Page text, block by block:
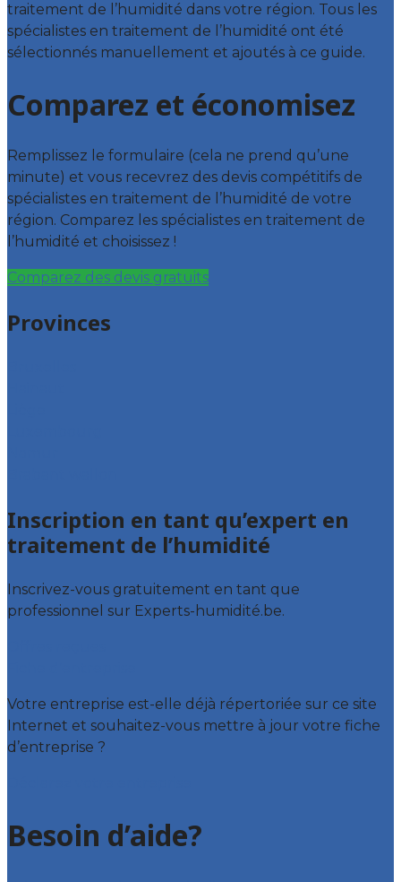
traitement de l’humidité dans votre région. Tous les
spécialistes en traitement de l’humidité ont été
sélectionnés manuellement et ajoutés à ce guide.
Comparez et économisez
Remplissez le formulaire (cela ne prend qu’une
minute) et vous recevrez des devis compétitifs de
spécialistes en traitement de l’humidité de votre
région. Comparez les spécialistes en traitement de
l’humidité et choisissez !
Comparez des devis gratuits
Provinces
Inscription en tant qu’expert en
traitement de l’humidité
Inscrivez-vous gratuitement en tant que
professionnel sur Experts-humidité.be.
Votre entreprise est-elle déjà répertoriée sur ce site
Internet et souhaitez-vous mettre à jour votre fiche
d’entreprise ?
Besoin d’aide?